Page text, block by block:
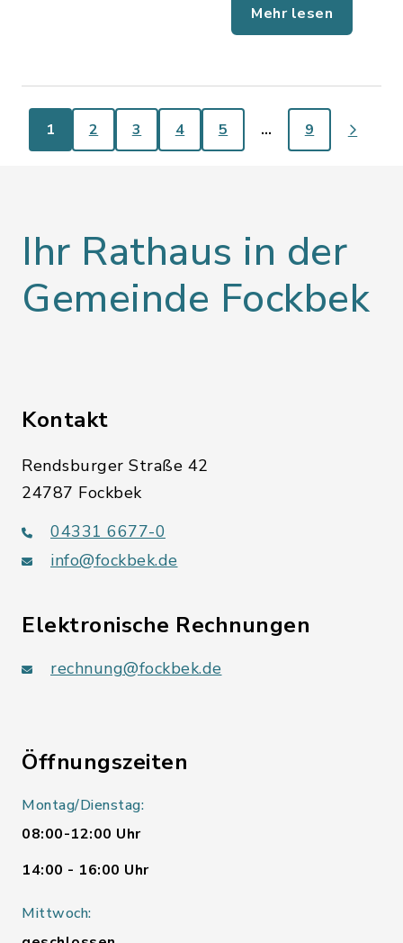
Mehr lesen
1 2 3 4 5 … 9
Ihr Rathaus in der
Gemeinde Fockbek
Kontakt
Rendsburger Straße 42
24787 Fockbek
04331 6677-0
info@fockbek.de
Elektronische Rechnungen
rechnung@fockbek.de
Öffnungszeiten
Montag/Dienstag:
08:00-12:00 Uhr
14:00 - 16:00 Uhr
Mittwoch: